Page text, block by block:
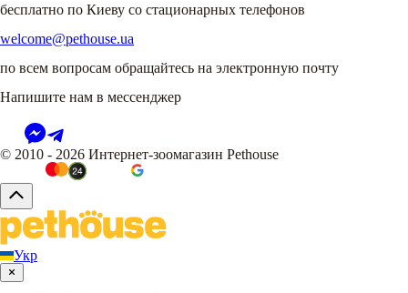
бесплатно по Киеву со стационарных телефонов
welcome@pethouse.ua
по всем вопросам обращайтесь на электронную почту
Напишите нам в мессенджер
© 2010 - 2026 Интернет-зоомагазин Pethouse
Укр